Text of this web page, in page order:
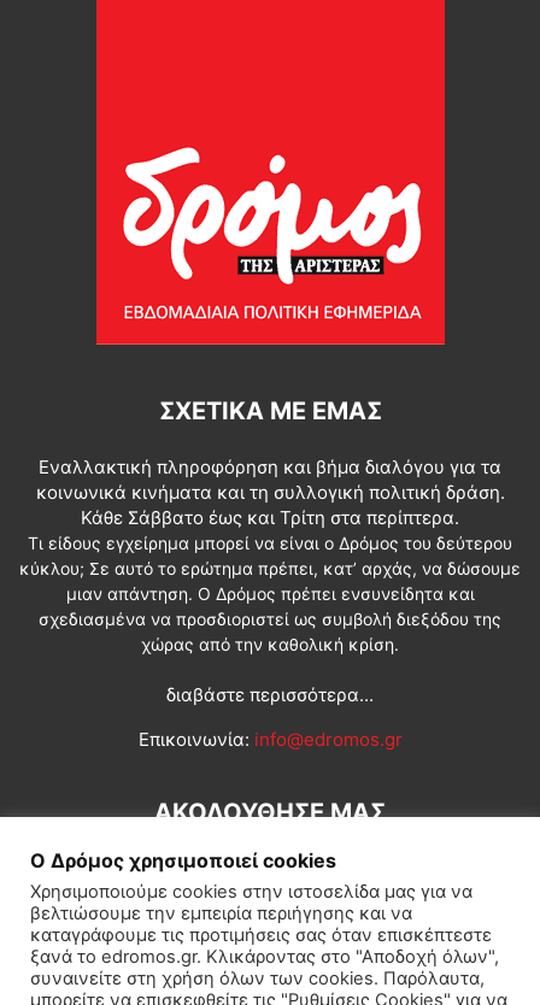
ΣΧΕΤΙΚΆ ΜΕ ΕΜΆΣ
Εναλλακτική πληροφόρηση και βήμα διαλόγου για τα
κοινωνικά κινήματα και τη συλλογική πολιτική δράση.
Κάθε Σάββατο έως και Τρίτη στα περίπτερα.
Τι είδους εγχείρημα μπορεί να είναι ο Δρόμος του δεύτερου
κύκλου; Σε αυτό το ερώτημα πρέπει, κατ’ αρχάς, να δώσουμε
μιαν απάντηση. Ο Δρόμος πρέπει ενσυνείδητα και
σχεδιασμένα να προσδιοριστεί ως συμβολή διεξόδου της
χώρας από την καθολική κρίση.
διαβάστε περισσότερα...
Επικοινωνία: info@edromos.gr
ΑΚΟΛΟΥΘΗΣΕ ΜΑΣ
Εγγραφή συνδρομητή Πολιτική Διεθνή Κοινωνία
Ο Δρόμος χρησιμοποιεί cookies
Χρησιμοποιούμε cookies στην ιστοσελίδα μας για να
βελτιώσουμε την εμπειρία περιήγησης και να
καταγράφουμε τις προτιμήσεις σας όταν επισκέπτεστε
ξανά το edromos.gr. Κλικάροντας στο "Αποδοχή όλων",
συναινείτε στη χρήση όλων των cookies. Παρόλαυτα,
μπορείτε να επισκεφθείτε τις "Ρυθμίσεις Cookies" για να